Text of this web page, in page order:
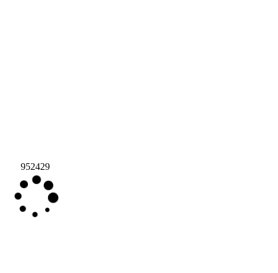
952429